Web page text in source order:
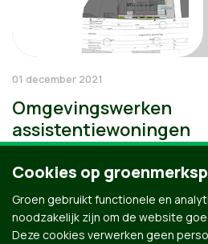
01 december 2021
Omgevingswerken
assistentiewoningen
Cookies op
Groen gebruikt functionele en
noodzakelijk zijn om de website
Deze cookies verwerken geen